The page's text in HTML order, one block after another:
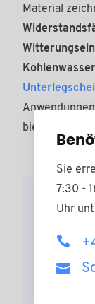
Material
bieten eine
Hohe
Gute
Sie
7:30 -
Uhr